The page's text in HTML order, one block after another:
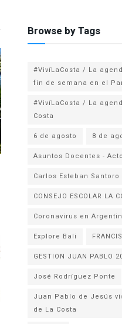
Browse by Tags
#VivíLaCosta / La
fin de semana en el
#VivíLaCosta / La
Costa
6 de agosto
8 de
Asuntos Docentes -
Carlos Esteban Santoro
CONSEJO ESCOLAR LA
Coronavirus en
Explore Bali
GESTION JUAN PABLO
José Rodríguez Ponte
Juan Pablo de Jesús